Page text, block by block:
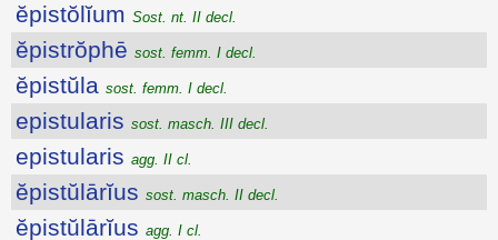
ĕpistŏlĭum Sost. nt. II decl.
ĕpistrŏphē sost. femm. I decl.
ĕpistŭla sost. femm. I decl.
epistularis sost. masch. III decl.
epistularis agg. II cl.
ĕpistŭlārĭus sost. masch. II decl.
ĕpistŭlārĭus agg. I cl.